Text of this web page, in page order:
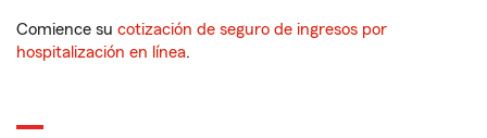
Comience su cotización de seguro de ingresos por
hospitalización en línea.